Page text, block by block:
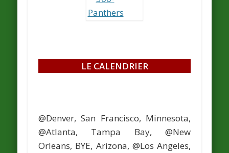
LE CALENDRIER
@Denver, San Francisco, Minnesota,
@Atlanta, Tampa Bay, @New
Orleans, BYE, Arizona, @Los Angeles,